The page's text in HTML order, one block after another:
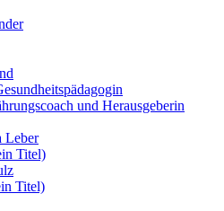
und Herausgeberin
Leber
Titel)
Titel)